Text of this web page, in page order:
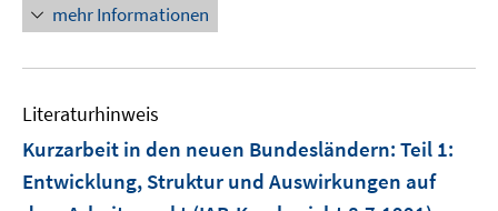
mehr Informationen
Literaturhinweis
Kurzarbeit in den neuen Bundesländern: Teil 1:
Entwicklung, Struktur und Auswirkungen auf